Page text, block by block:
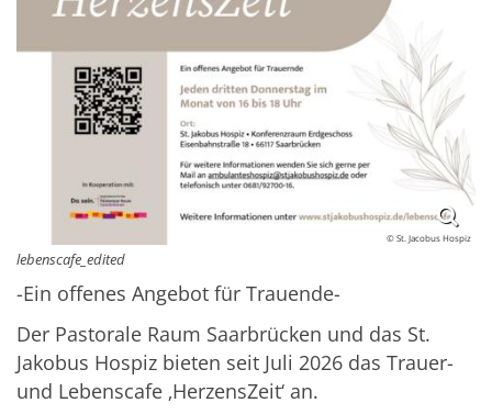
© St. Jacobus Hospiz
lebenscafe_edited
-Ein offenes Angebot für Trauende-
Der Pastorale Raum Saarbrücken und das St.
Jakobus Hospiz bieten seit Juli 2026 das Trauer-
und Lebenscafe ‚HerzensZeit‘ an.